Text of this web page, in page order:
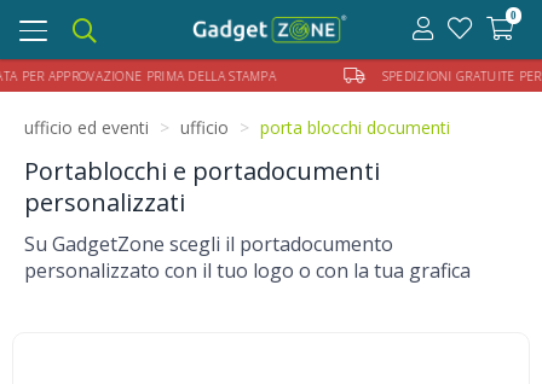
APPROVAZIONE PRIMA DELLA STAMPA SPEDIZIONI GRATUITE PER
Toggle
navigation
0
ufficio ed eventi ufficio porta blocchi documenti
Portablocchi e portadocumenti
personalizzati
Su GadgetZone scegli il portadocumento
personalizzato con il tuo logo o con la tua grafica